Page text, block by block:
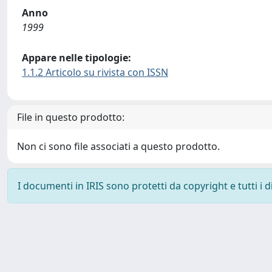
Anno
1999
Appare nelle tipologie:
1.1.2 Articolo su rivista con ISSN
File in questo prodotto:
Non ci sono file associati a questo prodotto.
I documenti in IRIS sono protetti da copyright e tutti i